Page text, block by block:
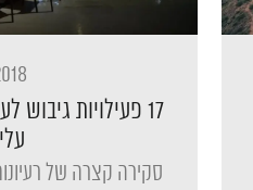
17 פעילויות גיבוש
סקירה קצרה של